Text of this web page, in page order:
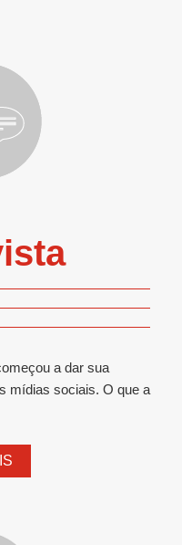
a dar sua
mídias sociais. O que a